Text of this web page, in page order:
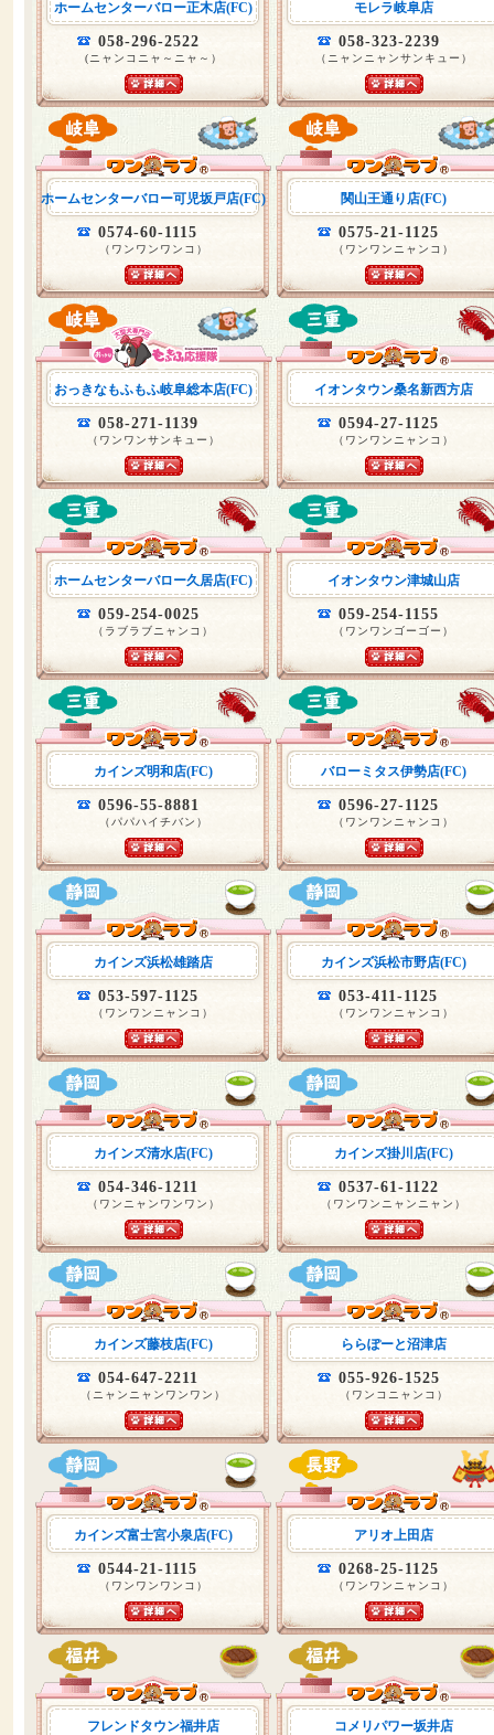
ホームセンターバロー正木店(FC)
058-296-2522
(ニャンコニャ～ニャ～）
モレラ岐阜店
058-323-2239
（ニャンニャンサンキュー）
ホームセンターバロー可児坂戸店(FC)
0574-60-1115
（ワンワンワンコ）
関山王通り店(FC)
0575-21-1125
（ワンワンニャンコ）
おっきなもふもふ岐阜総本店(FC)
058-271-1139
（ワンワンサンキュー）
イオンタウン桑名新西方店
0594-27-1125
（ワンワンニャンコ）
ホームセンターバロー久居店(FC)
059-254-0025
（ラブラブニャンコ）
イオンタウン津城山店
059-254-1155
（ワンワンゴーゴー）
カインズ明和店(FC)
0596-55-8881
（パパハイチバン）
バローミタス伊勢店(FC)
0596-27-1125
（ワンワンニャンコ）
カインズ浜松雄踏店
053-597-1125
（ワンワンニャンコ）
カインズ浜松市野店(FC)
053-411-1125
（ワンワンニャンコ）
カインズ清水店(FC)
054-346-1211
（ワンニャンワンワン）
カインズ掛川店(FC)
0537-61-1122
（ワンワンニャンニャン）
カインズ藤枝店(FC)
054-647-2211
（ニャンニャンワンワン）
ららぽーと沼津店
055-926-1525
（ワンコニャンコ）
カインズ富士宮小泉店(FC)
0544-21-1115
（ワンワンワンコ）
アリオ上田店
0268-25-1125
（ワンワンニャンコ）
フレンドタウン福井店 コメリパワー坂井店